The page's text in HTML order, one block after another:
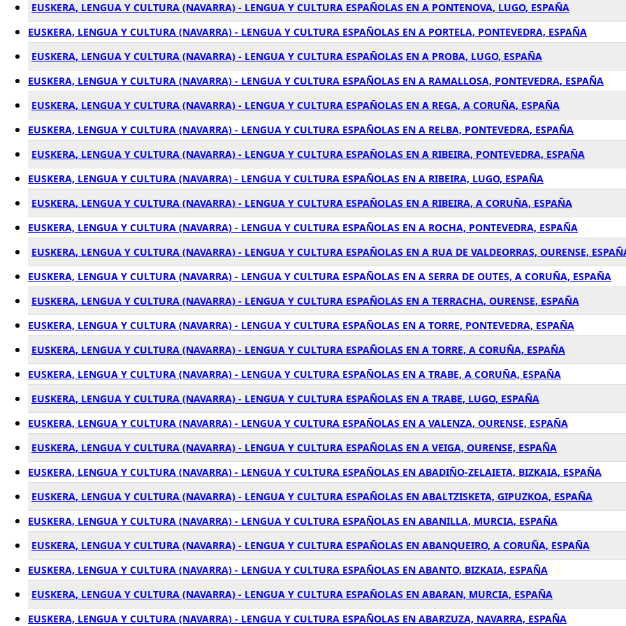
EUSKERA, LENGUA Y CULTURA (NAVARRA) - LENGUA Y CULTURA ESPAÑOLAS EN A PONTENOVA, LUGO, ESPAÑA
EUSKERA, LENGUA Y CULTURA (NAVARRA) - LENGUA Y CULTURA ESPAÑOLAS EN A PORTELA, PONTEVEDRA, ESPAÑA
EUSKERA, LENGUA Y CULTURA (NAVARRA) - LENGUA Y CULTURA ESPAÑOLAS EN A PROBA, LUGO, ESPAÑA
EUSKERA, LENGUA Y CULTURA (NAVARRA) - LENGUA Y CULTURA ESPAÑOLAS EN A RAMALLOSA, PONTEVEDRA, ESPAÑA
EUSKERA, LENGUA Y CULTURA (NAVARRA) - LENGUA Y CULTURA ESPAÑOLAS EN A REGA, A CORUÑA, ESPAÑA
EUSKERA, LENGUA Y CULTURA (NAVARRA) - LENGUA Y CULTURA ESPAÑOLAS EN A RELBA, PONTEVEDRA, ESPAÑA
EUSKERA, LENGUA Y CULTURA (NAVARRA) - LENGUA Y CULTURA ESPAÑOLAS EN A RIBEIRA, PONTEVEDRA, ESPAÑA
EUSKERA, LENGUA Y CULTURA (NAVARRA) - LENGUA Y CULTURA ESPAÑOLAS EN A RIBEIRA, LUGO, ESPAÑA
EUSKERA, LENGUA Y CULTURA (NAVARRA) - LENGUA Y CULTURA ESPAÑOLAS EN A RIBEIRA, A CORUÑA, ESPAÑA
EUSKERA, LENGUA Y CULTURA (NAVARRA) - LENGUA Y CULTURA ESPAÑOLAS EN A ROCHA, PONTEVEDRA, ESPAÑA
EUSKERA, LENGUA Y CULTURA (NAVARRA) - LENGUA Y CULTURA ESPAÑOLAS EN A RUA DE VALDEORRAS, OURENSE,
EUSKERA, LENGUA Y CULTURA (NAVARRA) - LENGUA Y CULTURA ESPAÑOLAS EN A SERRA DE OUTES, A CORUÑA, ESPAÑA
EUSKERA, LENGUA Y CULTURA (NAVARRA) - LENGUA Y CULTURA ESPAÑOLAS EN A TERRACHA, OURENSE, ESPAÑA
EUSKERA, LENGUA Y CULTURA (NAVARRA) - LENGUA Y CULTURA ESPAÑOLAS EN A TORRE, PONTEVEDRA, ESPAÑA
EUSKERA, LENGUA Y CULTURA (NAVARRA) - LENGUA Y CULTURA ESPAÑOLAS EN A TORRE, A CORUÑA, ESPAÑA
EUSKERA, LENGUA Y CULTURA (NAVARRA) - LENGUA Y CULTURA ESPAÑOLAS EN A TRABE, A CORUÑA, ESPAÑA
EUSKERA, LENGUA Y CULTURA (NAVARRA) - LENGUA Y CULTURA ESPAÑOLAS EN A TRABE, LUGO, ESPAÑA
EUSKERA, LENGUA Y CULTURA (NAVARRA) - LENGUA Y CULTURA ESPAÑOLAS EN A VALENZA, OURENSE, ESPAÑA
EUSKERA, LENGUA Y CULTURA (NAVARRA) - LENGUA Y CULTURA ESPAÑOLAS EN A VEIGA, OURENSE, ESPAÑA
EUSKERA, LENGUA Y CULTURA (NAVARRA) - LENGUA Y CULTURA ESPAÑOLAS EN ABADIÑO-ZELAIETA, BIZKAIA, ESPAÑA
EUSKERA, LENGUA Y CULTURA (NAVARRA) - LENGUA Y CULTURA ESPAÑOLAS EN ABALTZISKETA, GIPUZKOA, ESPAÑA
EUSKERA, LENGUA Y CULTURA (NAVARRA) - LENGUA Y CULTURA ESPAÑOLAS EN ABANILLA, MURCIA, ESPAÑA
EUSKERA, LENGUA Y CULTURA (NAVARRA) - LENGUA Y CULTURA ESPAÑOLAS EN ABANQUEIRO, A CORUÑA, ESPAÑA
EUSKERA, LENGUA Y CULTURA (NAVARRA) - LENGUA Y CULTURA ESPAÑOLAS EN ABANTO, BIZKAIA, ESPAÑA
EUSKERA, LENGUA Y CULTURA (NAVARRA) - LENGUA Y CULTURA ESPAÑOLAS EN ABARAN, MURCIA, ESPAÑA
EUSKERA, LENGUA Y CULTURA (NAVARRA) - LENGUA Y CULTURA ESPAÑOLAS EN ABARZUZA, NAVARRA, ESPAÑA